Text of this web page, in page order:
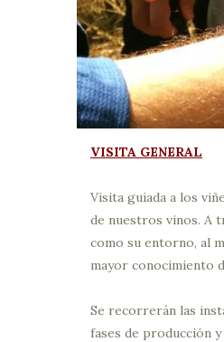
VISITA GENERAL
Visita guiada a los
de nuestros vinos. A
como su entorno, al
mayor conocimiento
Se recorrerán las
fases de producción